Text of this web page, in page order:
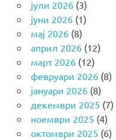
јули 2026(3)
јуни 2026(1)
мај 2026(8)
април 2026(12)
март 2026(12)
февруари 2026(8)
јануари 2026(8)
декември 2025 (7)
ноември 2025 (4)
октомври 2025 (6)